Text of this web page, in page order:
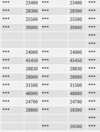
*** 23400 *** 23400
***
*** 28300 *** 28300
***
*** 25500 *** 25500
***
*** 39000 *** 39000
***
***
***
*** 24000 *** 24000
***
*** 45450 *** 45450
***
*** 28830 *** 28830
***
*** 28000 *** 28000
***
*** 31500 *** 31500
***
*** 48000 *** 48000
***
*** 24700 *** 24700
***
*** 28800 *** 18300
***
***
***
10500
***